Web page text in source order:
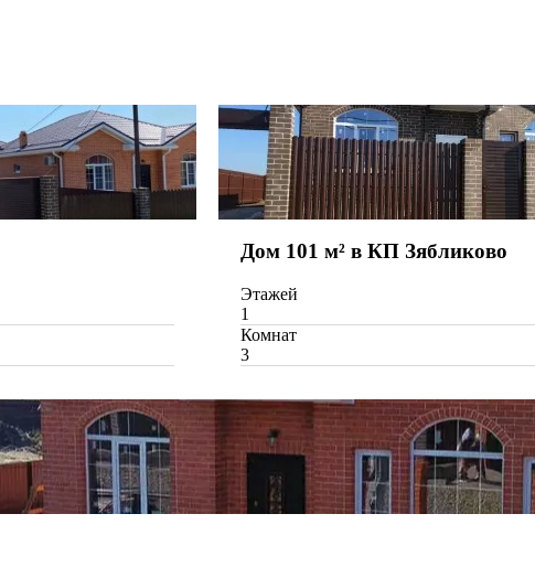
Дом 101 м² в КП Зябликово
Этажей
1
Комнат
3